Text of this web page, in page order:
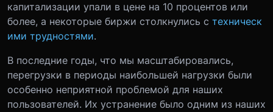
капитализации упали в цене на 10 процентов или
более, а некоторые биржи столкнулись с техническ
ими трудностями.
В последние годы, что мы масштабировались,
перегрузки в периоды наибольшей нагрузки были
особенно неприятной проблемой для наших
пользователей. Их устранение было одним из наших